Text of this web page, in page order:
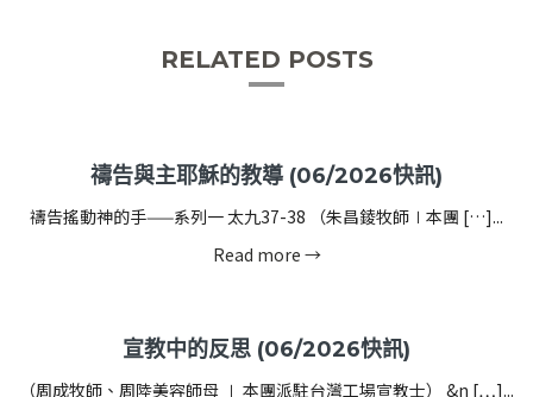
RELATED POSTS
禱告與主耶穌的教導 (06/2026快訊)
禱告搖動神的手——系列一 太九37-38 （朱昌錂牧師∣本團 […]...
Read more →
宣教中的反思 (06/2026快訊)
（周成牧師、周陸美容師母 ∣ 本團派駐台灣工場宣教士） &n […]...